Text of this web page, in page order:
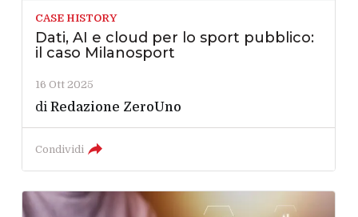
CASE HISTORY
Dati, AI e cloud per lo sport pubblico:
il caso Milanosport
16 Ott 2025
diRedazione ZeroUno
Condividi